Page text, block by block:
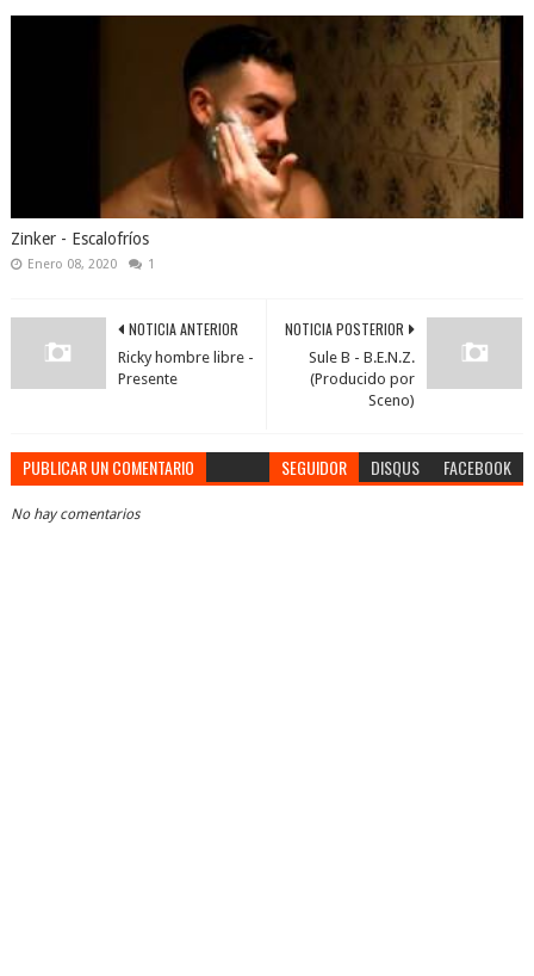
Zinker - Escalofríos
Enero 08, 2020 1
NOTICIA POSTERIOR
Sule B - B.E.N.Z.
(Producido por
Sceno)
NOTICIA ANTERIOR
Ricky hombre libre -
Presente
PUBLICAR UN COMENTARIO SEGUIDOR DISQUS FACEBOOK
No hay comentarios